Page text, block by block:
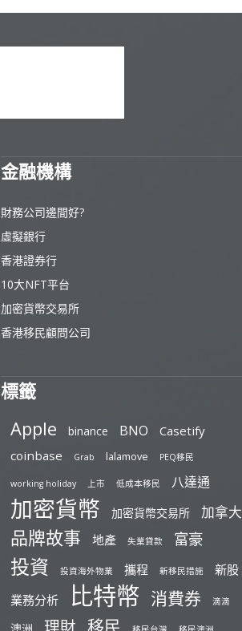
金融機構
財務公司邊間好?
虛擬銀行
香港證券行
10大NFT平台
加密貨幣交易所
香港移民顧問公司
標籤
Apple binance BNO
Casetify
coinbase
Grab lalamove PEQ移民
working holiday 上市 低成本移民 八達通
加密貨幣 加密貨幣交易所 加拿大
品牌故事 地產 失業貸款 富豪
投資 投資海外物業 攜程 新移民措施
新股
業務分析
比特幣 消費券 滴滴
理財 移民